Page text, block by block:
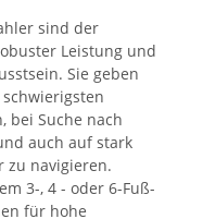
sind der
Leistung und
Sie geben
bei Suche nach
auch auf stark
zu navigieren.
3-, 4 - oder 6-Fuß-
für hohe